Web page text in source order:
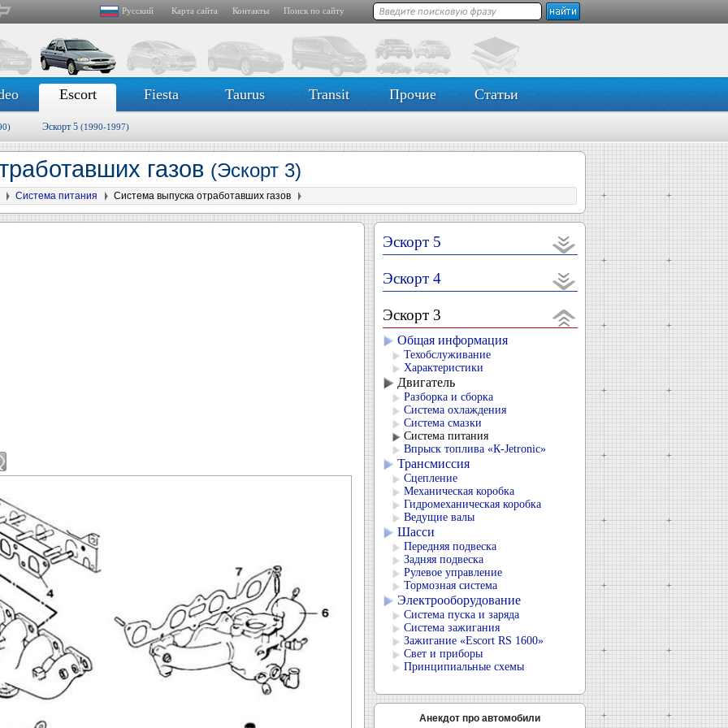
Русский Карта сайта Контакты Поиск по сайту
Escort Fiesta Taurus Transit Прочие Статьи
Эскорт 5 (1990-1997)
газов (Эскорт 3)
Система питания Система выпуска отработавших газов
Эскорт 5
Эскорт 4
Эскорт 3
Общая информация
Техобслуживание
Характеристики
Двигатель
Разборка и сборка
Система охлаждения
Система смазки
Система питания
Впрыск топлива «К-Jetronic»
Трансмиссия
Сцепление
Механическая коробка
Гидромеханическая коробка
Ведущие валы
Шасси
Передняя подвеска
Задняя подвеска
Рулевое управление
Тормозная система
Электрооборудование
Система пуска и заряда
Система зажигания
Зажигание «Escort RS 1600»
Свет и приборы
Принципиальные схемы
Анекдот про автомобили